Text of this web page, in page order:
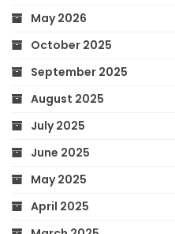
May 2026
October 2025
September 2025
August 2025
July 2025
June 2025
May 2025
April 2025